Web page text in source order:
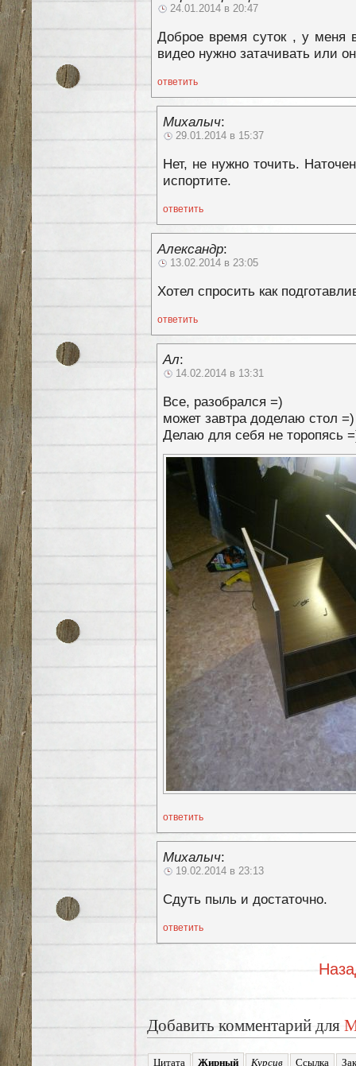
24.01.2014 в 20:47
Доброе время суток , у меня
видео нужно затачивать или
ответить
Михалыч:
29.01.2014 в 15:37
Нет, не нужно точить.
испортите.
ответить
Александр:
13.02.2014 в 23:05
Хотел спросить как
ответить
Ал:
14.02.2014 в 13:31
Все, разобрался =)
может завтра доделаю стол =)
Делаю для себя не торопясь
ответить
Михалыч:
19.02.2014 в 23:13
Сдуть пыль и достаточно.
ответить
Добавить комментарий для